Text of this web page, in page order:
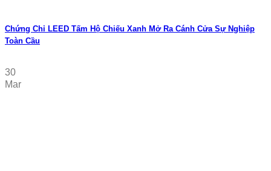
Chứng Chỉ LEED Tấm Hộ Chiếu Xanh Mở Ra Cánh Cửa Sự Nghiệp
Toàn Cầu
30
Mar